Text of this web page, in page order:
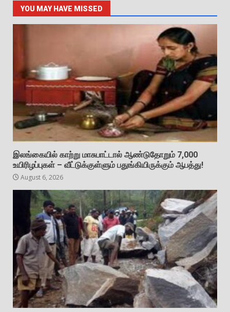
YOU MAY HAVE MISSED
இலங்கையில் காற்று மாசுபாட்டால் ஆண்டுதோறும் 7,000
உயிரிழப்புகள் – வீட்டுக்குள்ளும் பதுங்கியிருக்கும் ஆபத்து!
August 6, 2026